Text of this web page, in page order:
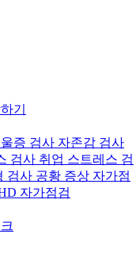
기
증 검사 자존감 검사
검사 취업 스트레스 검
검사 공황 증상 자가점
자가점검